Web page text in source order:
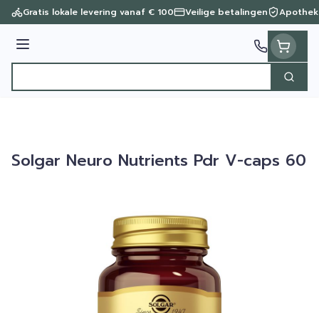
Ga naar de inhoud
Gratis lokale levering vanaf € 100 Veilige betalingen
Menu
Zoek
Solgar Neuro Nutrients Pdr V-caps 60